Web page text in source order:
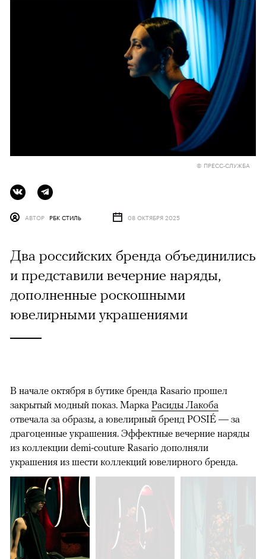
© ПРЕСС-СЛУЖБА
АВТОР РБК СТИЛЬ 08 ОКТЯБРЯ 2025
Два российских бренда объединились
и представили вечерние наряды,
дополненные роскошными
ювелирными украшениями
В начале октября в бутике бренда Rasario прошел
закрытый модный показ. Марка Расиды Лакоба
отвечала за образы, а ювелирный бренд POSIÉ — за
драгоценные украшения. Эффектные вечерние наряды
из коллекции demi-couture Rasario дополняли
украшения из шести коллекций ювелирного бренда.